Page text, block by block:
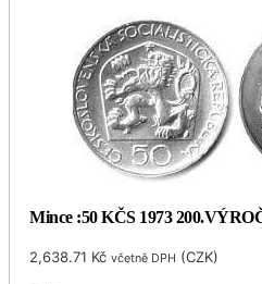
Mince :50 KČS 1973
2,638.71 Kč včetně DPH (CZK)